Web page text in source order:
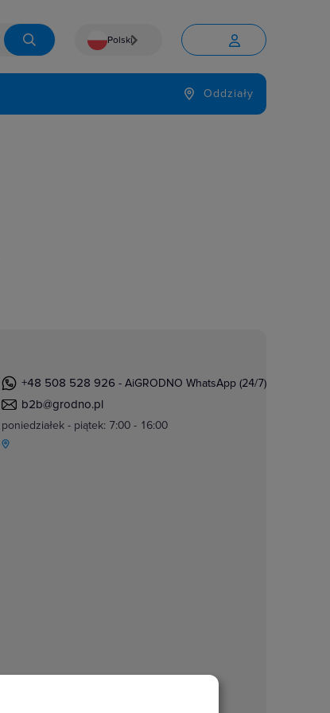
Polski
Język

Oddziały
+48 508 528 926 - AiGRODNO WhatsApp (24/7)
b2b@grodno.pl
poniedziałek - piątek: 7:00 - 16:00